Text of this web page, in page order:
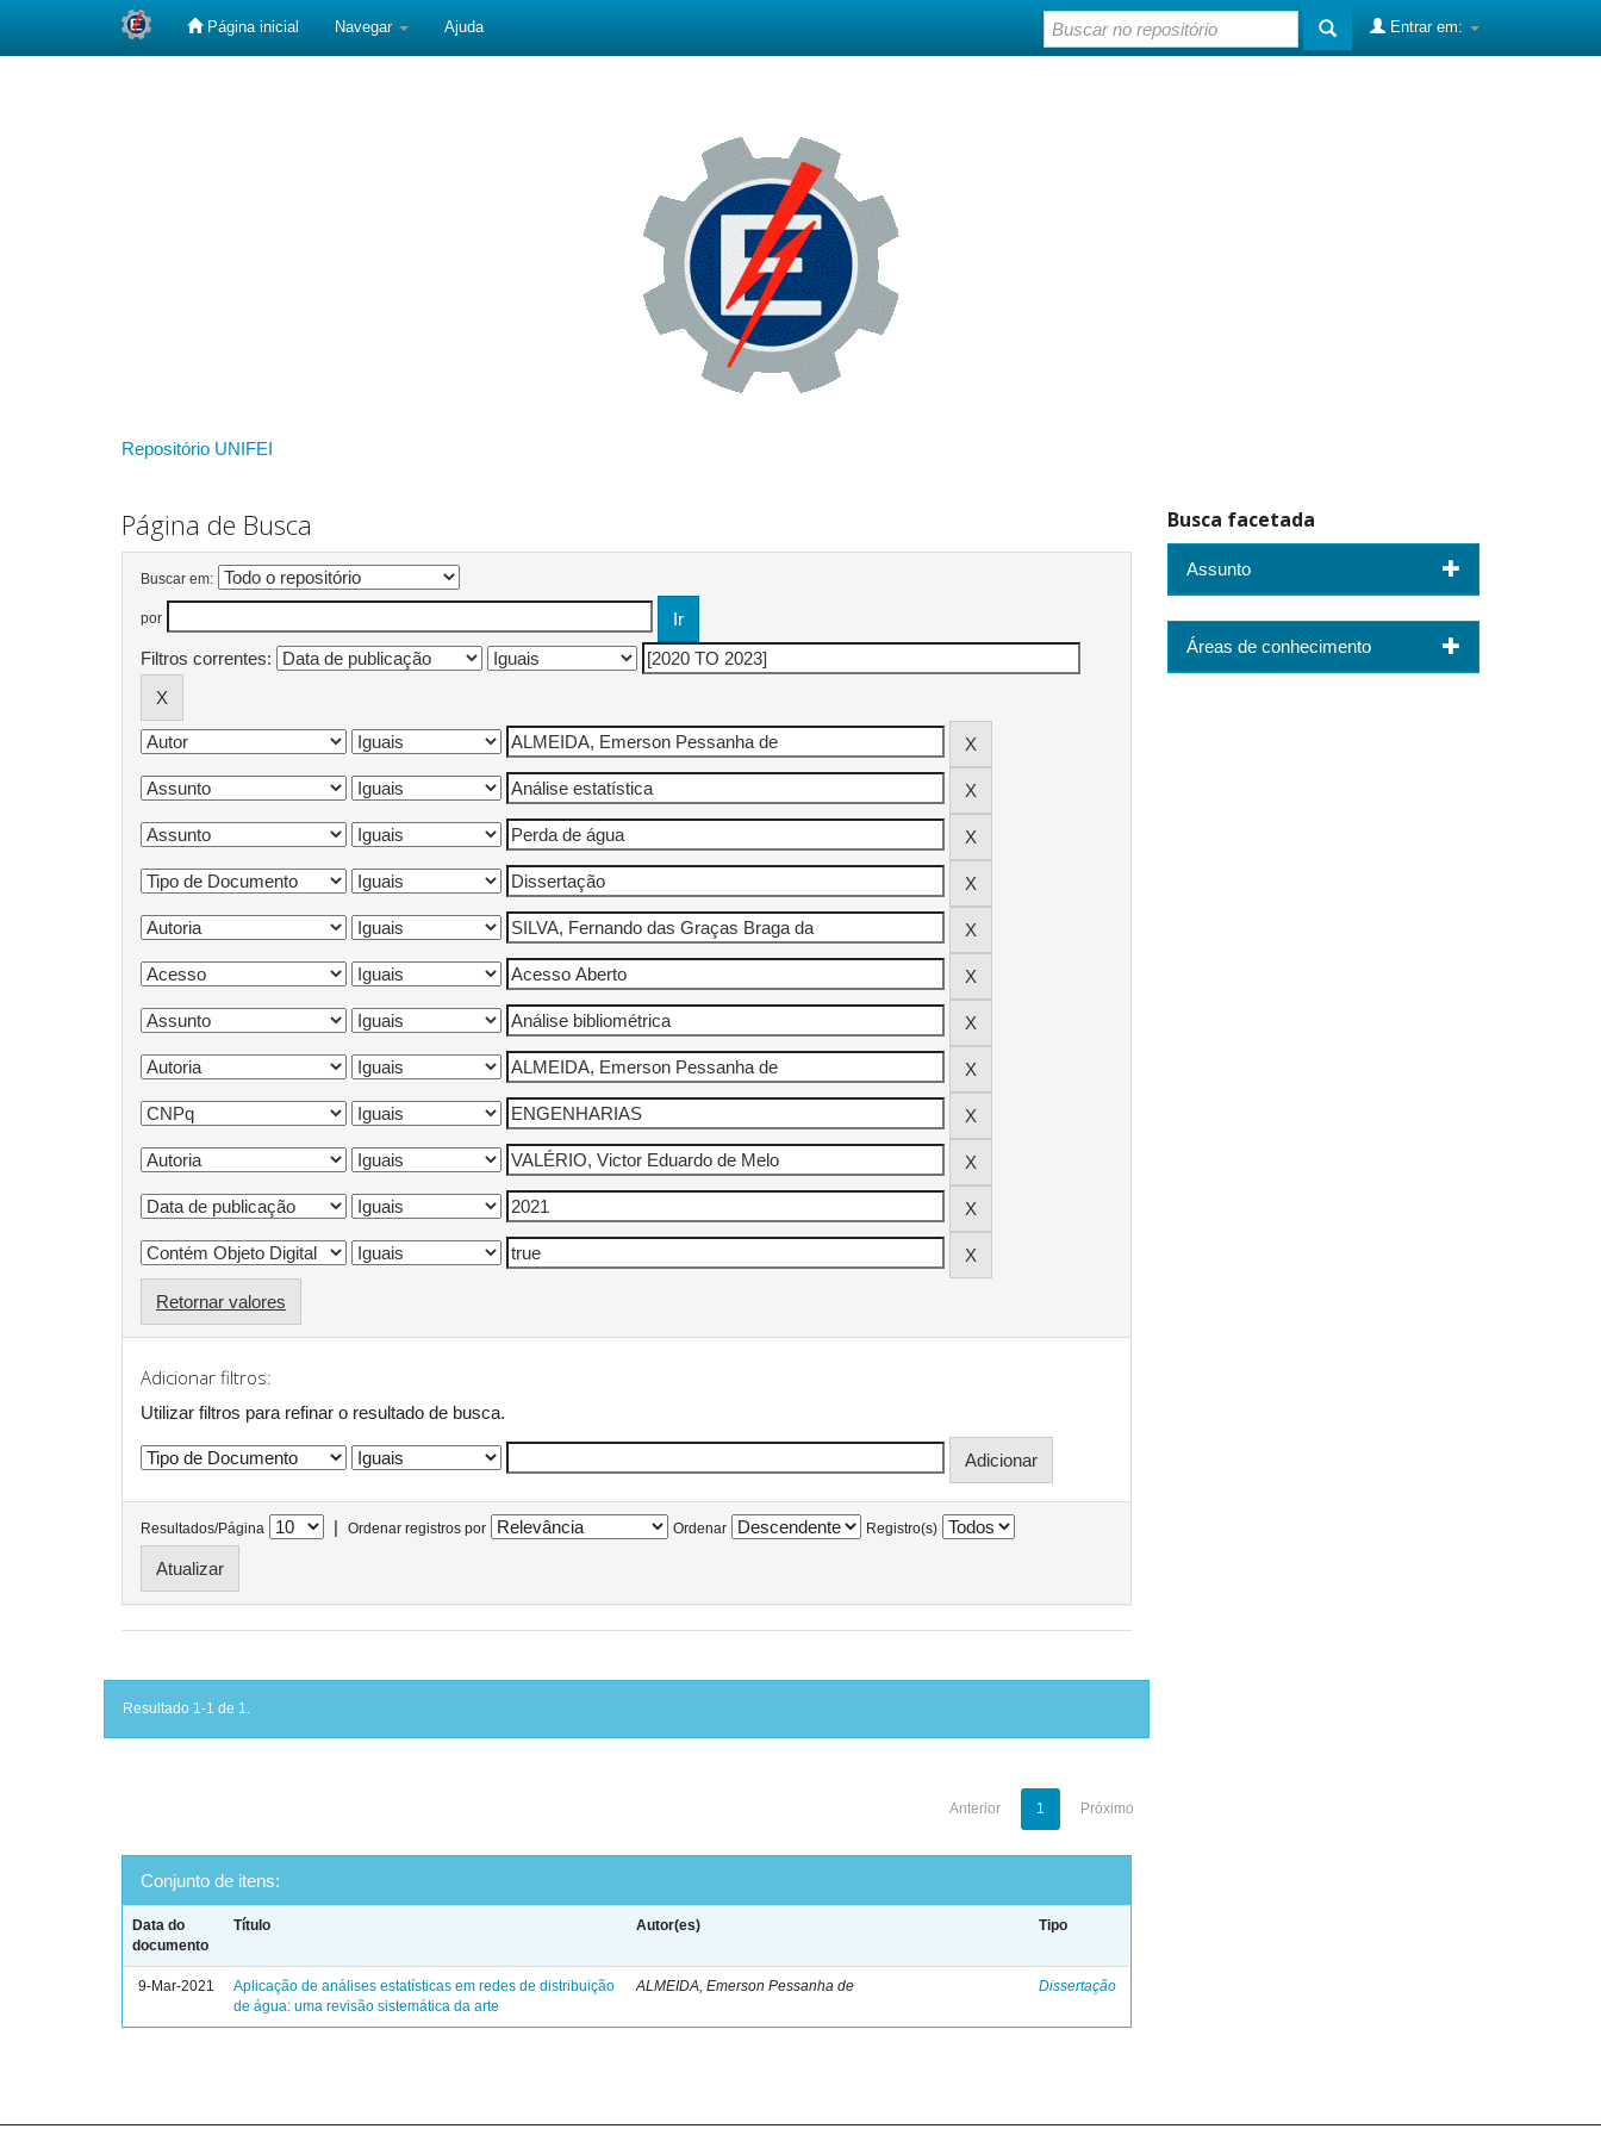
Página inicial Navegar Ajuda Entrar em:
Repositório UNIFEI
Página de Busca
Buscar em:
por
Filtros correntes:
Retornar valores
Adicionar filtros:
Utilizar filtros para refinar o resultado de busca.
Resultados/Página | Ordenar registros por Ordenar Registro(s)
Resultado 1-1 de 1.
Anterior 1 Próximo
Conjunto de itens:
Data do
documento
Título Autor(es) Tipo
9-Mar-2021
Aplicação de análises estatísticas em redes de distribuição
de água: uma revisão sistemática da arte
ALMEIDA, Emerson Pessanha de Dissertação
Busca facetada
Assunto
Áreas de conhecimento